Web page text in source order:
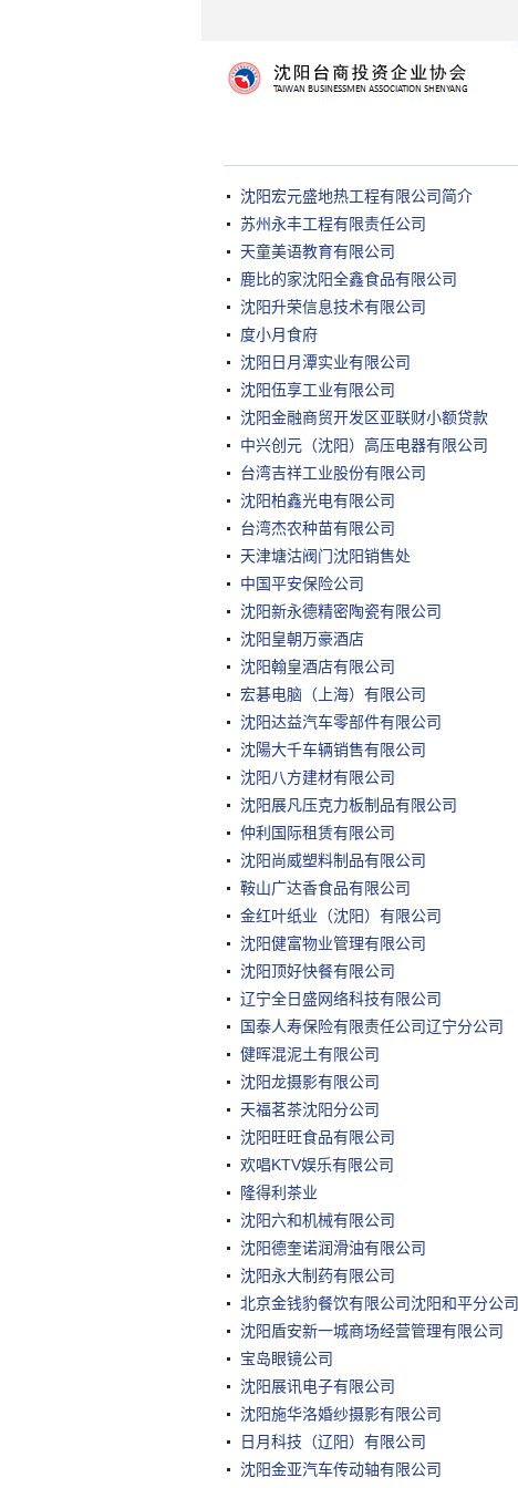
沈阳宏元盛地热工程有限公司简介
苏州永丰工程有限责任公司
天童美语教育有限公司
鹿比的家沈阳全鑫食品有限公司
沈阳升荣信息技术有限公司
度小月食府
沈阳日月潭实业有限公司
沈阳伍享工业有限公司
沈阳金融商贸开发区亚联财小额贷款
中兴创元（沈阳）高压电器有限公司
台湾吉祥工业股份有限公司
沈阳柏鑫光电有限公司
台湾杰农种苗有限公司
天津塘沽阀门沈阳销售处
中国平安保险公司
沈阳新永德精密陶瓷有限公司
沈阳皇朝万豪酒店
沈阳翰皇酒店有限公司
宏碁电脑（上海）有限公司
沈阳达益汽车零部件有限公司
沈陽大千车辆销售有限公司
沈阳八方建材有限公司
沈阳展凡压克力板制品有限公司
仲利国际租赁有限公司
沈阳尚威塑料制品有限公司
鞍山广达香食品有限公司
金红叶纸业（沈阳）有限公司
沈阳健富物业管理有限公司
沈阳顶好快餐有限公司
辽宁全日盛网络科技有限公司
国泰人寿保险有限责任公司辽宁分公司
健晖混泥土有限公司
沈阳龙摄影有限公司
天福茗茶沈阳分公司
沈阳旺旺食品有限公司
欢唱KTV娱乐有限公司
隆得利茶业
沈阳六和机械有限公司
沈阳德奎诺润滑油有限公司
沈阳永大制药有限公司
北京金钱豹餐饮有限公司沈阳和平分公司
沈阳盾安新一城商场经营管理有限公司
宝岛眼镜公司
沈阳展讯电子有限公司
沈阳施华洛婚纱摄影有限公司
日月科技（辽阳）有限公司
沈阳金亚汽车传动轴有限公司